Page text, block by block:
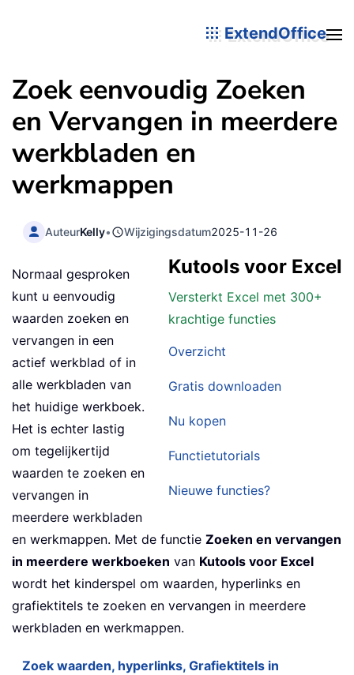
ExtendOffice
Zoek eenvoudig Zoeken
en Vervangen in meerdere
werkbladen en
werkmappen
AuteurKelly• Wijzigingsdatum2025-11-26
Kutools voor Excel
Versterkt Excel met 300+
krachtige functies
Overzicht
Gratis downloaden
Nu kopen
Functietutorials
Nieuwe functies?
Normaal gesproken
kunt u eenvoudig
waarden zoeken en
vervangen in een
actief werkblad of in
alle werkbladen van
het huidige werkboek.
Het is echter lastig
om tegelijkertijd
waarden te zoeken en
vervangen in
meerdere werkbladen
en werkmappen. Met de functie Zoeken en vervangen
in meerdere werkboeken van Kutools voor Excel
wordt het kinderspel om waarden, hyperlinks en
grafiektitels te zoeken en vervangen in meerdere
werkbladen en werkmappen.
Zoek waarden, hyperlinks, Grafiektitels in